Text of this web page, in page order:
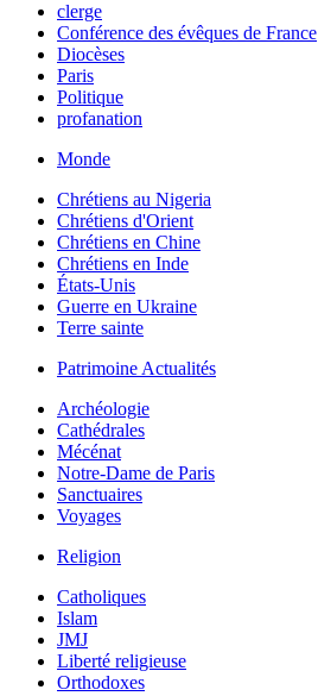
clerge
Conférence des évêques de France
Diocèses
Paris
Politique
profanation
Monde
Chrétiens au Nigeria
Chrétiens d'Orient
Chrétiens en Chine
Chrétiens en Inde
États-Unis
Guerre en Ukraine
Terre sainte
Patrimoine Actualités
Archéologie
Cathédrales
Mécénat
Notre-Dame de Paris
Sanctuaires
Voyages
Religion
Catholiques
Islam
JMJ
Liberté religieuse
Orthodoxes